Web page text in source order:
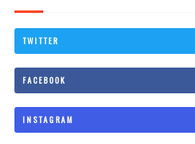
TWITTER
FACEBOOK
INSTAGRAM